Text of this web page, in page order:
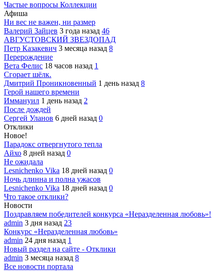
Частые вопросы Коллекции
Афиша
Ни вес не важен, ни размер
Валерий Зайцев 3 года назад 46
АВГУСТОВСКИЙ ЗВЕЗДОПАД
Петр Казакевич 3 месяца назад 8
Перерождение
Вета Фелис 18 часов назад 1
Сгорает шёлк.
Дмитрий Проникновенный 1 день назад 8
Герой нашего времени
Иммануил 1 день назад 2
После дождей
Сергей Уланов 6 дней назад 0
Отклики
Новое!
Парадокс отвергнутого тепла
Айхо 8 дней назад 0
Не ожидала
Lesnichenko Vika 18 дней назад 0
Ночь длинна и полна ужасов
Lesnichenko Vika 18 дней назад 0
Что такое отклики?
Новости
Поздравляем победителей конкурса «Неразделенная любовь»!
admin 3 дня назад 23
Конкурс «Неразделенная любовь»
admin 24 дня назад 1
Новый раздел на сайте - Отклики
admin 3 месяца назад 8
Все новости портала